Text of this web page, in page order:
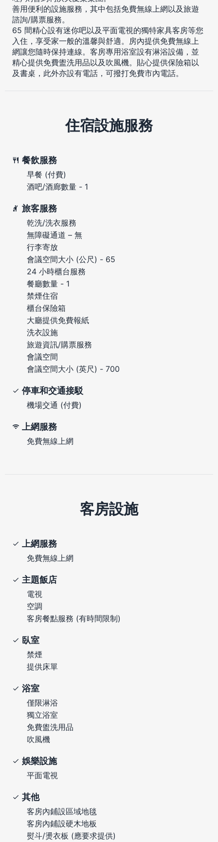
善用便利的設施服務，其中包括免費無線上網以及旅遊
諮詢/購票服務。
65 間精心設有迷你吧以及平面電視的獨特家具客房等您
入住，享受家一般的溫馨與舒適。房內提供免費無線上
網讓您隨時保持連線。客房專用浴室設有淋浴設備，並
精心提供免費盥洗用品以及吹風機。貼心提供保險箱以
及書桌，此外亦設有電話，可撥打免費市內電話。
住宿設施服務
餐飲服務
早餐 (付費)
酒吧/酒廊數量 - 1
旅客服務
乾洗/洗衣服務
無障礙通道 – 無
行李寄放
會議空間大小 (公尺) - 65
24 小時櫃台服務
餐廳數量 - 1
禁煙住宿
櫃台保險箱
大廳提供免費報紙
洗衣設施
旅遊資訊/購票服務
會議空間
會議空間大小 (英尺) - 700
停車和交通接駁
機場交通 (付費)
上網服務
免費無線上網
客房設施
上網服務
免費無線上網
主題飯店
電視
空調
客房餐點服務 (有時間限制)
臥室
禁煙
提供床單
浴室
僅限淋浴
獨立浴室
免費盥洗用品
吹風機
娛樂設施
平面電視
其他
客房內鋪設區域地毯
客房內鋪設硬木地板
熨斗/燙衣板 (應要求提供)